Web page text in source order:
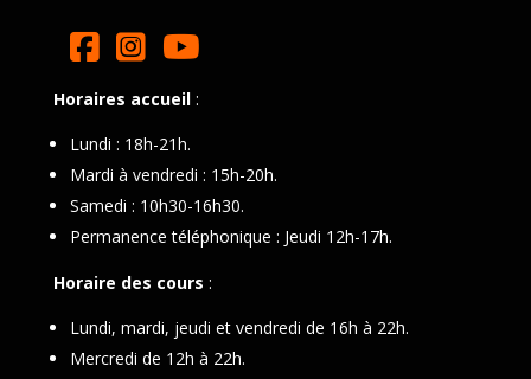
Horaires accueil:
Lundi : 18h-21h.
Mardi à vendredi : 15h-20h.
Samedi : 10h30-16h30.
Permanence téléphonique : Jeudi 12h-17h.
Horaire des cours :
Lundi, mardi, jeudi et vendredi de 16h à 22h.
Mercredi de 12h à 22h.